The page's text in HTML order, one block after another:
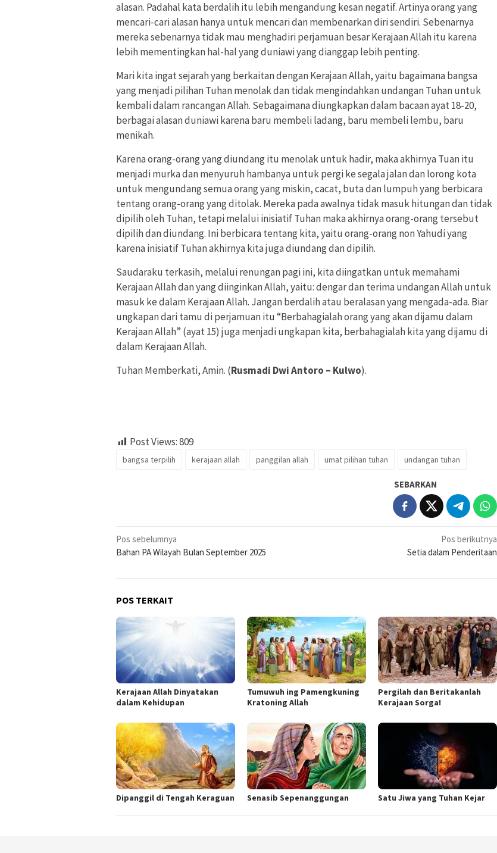
alasan. Padahal kata berdalih itu lebih mengandung kesan negatif. Artinya orang yang
mencari-cari alasan hanya untuk mencari dan membenarkan diri sendiri. Sebenarnya
mereka sebenarnya tidak mau menghadiri perjamuan besar Kerajaan Allah itu karena
lebih mementingkan hal-hal yang duniawi yang dianggap lebih penting.
Mari kita ingat sejarah yang berkaitan dengan Kerajaan Allah, yaitu bagaimana bangsa
yang menjadi pilihan Tuhan menolak dan tidak mengindahkan undangan Tuhan untuk
kembali dalam rancangan Allah. Sebagaimana diungkapkan dalam bacaan ayat 18-20,
berbagai alasan duniawi karena baru membeli ladang, baru membeli lembu, baru
menikah.
Karena orang-orang yang diundang itu menolak untuk hadir, maka akhirnya Tuan itu
menjadi murka dan menyuruh hambanya untuk pergi ke segala jalan dan lorong kota
untuk mengundang semua orang yang miskin, cacat, buta dan lumpuh yang berbicara
tentang orang-orang yang ditolak. Mereka pada awalnya tidak masuk hitungan dan tidak
dipilih oleh Tuhan, tetapi melalui inisiatif Tuhan maka akhirnya orang-orang tersebut
dipilih dan diundang. Ini berbicara tentang kita, yaitu orang-orang non Yahudi yang
karena inisiatif Tuhan akhirnya kita juga diundang dan dipilih.
Saudaraku terkasih, melalui renungan pagi ini, kita diingatkan untuk memahami
Kerajaan Allah dan yang diinginkan Allah, yaitu: dengar dan terima undangan Allah untuk
masuk ke dalam Kerajaan Allah. Jangan berdalih atau beralasan yang mengada-ada. Biar
ungkapan dari tamu di perjamuan itu “Berbahagialah orang yang akan dijamu dalam
Kerajaan Allah” (ayat 15) juga menjadi ungkapan kita, berbahagialah kita yang dijamu di
dalam Kerajaan Allah.
Tuhan Memberkati, Amin. (Rusmadi Dwi Antoro – Kulwo).
Post Views:809
bangsa terpilih kerajaan allah panggilan allah umat pilihan tuhan undangan tuhan
SEBARKAN
Navigasi
pos
Pos sebelumnya
Bahan PA Wilayah Bulan September 2025
Pos berikutnya
Setia dalam Penderitaan
POS TERKAIT
Kerajaan Allah Dinyatakan
dalam Kehidupan
Tumuwuh ing Pamengkuning
Kratoning Allah
Pergilah dan Beritakanlah
Kerajaan Sorga!
Dipanggil di Tengah Keraguan Senasib Sepenanggungan Satu Jiwa yang Tuhan Kejar